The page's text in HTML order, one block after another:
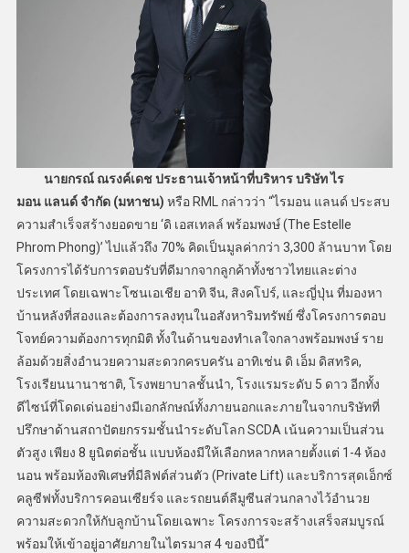
นายกรณ์ ณรงค์เดช ประธานเจ้าหน้าที่บริหาร บริษัท ไร
มอน แลนด์ จำกัด (มหาชน) หรือ RML กล่าวว่า “ไรมอน แลนด์ ประสบ
ความสำเร็จสร้างยอดขาย ‘ดิ เอสเทลล์ พร้อมพงษ์ (The Estelle
Phrom Phong)’ ไปแล้วถึง 70% คิดเป็นมูลค่ากว่า 3,300 ล้านบาท โดย
โครงการได้รับการตอบรับที่ดีมากจากลูกค้าทั้งชาวไทยและต่าง
ประเทศ โดยเฉพาะโซนเอเชีย อาทิ จีน, สิงคโปร์, และญี่ปุ่น ที่มองหา
บ้านหลังที่สองและต้องการลงทุนในอสังหาริมทรัพย์ ซึ่งโครงการตอบ
โจทย์ความต้องการทุกมิติ ทั้งในด้านของทำเลใจกลางพร้อมพงษ์ ราย
ล้อมด้วยสิ่งอำนวยความสะดวกครบครัน อาทิเช่น ดิ เอ็ม ดิสทริค,
โรงเรียนนานาชาติ, โรงพยาบาลชั้นนำ, โรงแรมระดับ 5 ดาว อีกทั้ง
ดีไซน์ที่โดดเด่นอย่างมีเอกลักษณ์ทั้งภายนอกและภายในจากบริษัทที่
ปรึกษาด้านสถาปัตยกรรมชั้นนำระดับโลก SCDA เน้นความเป็นส่วน
ตัวสูง เพียง 8 ยูนิตต่อชั้น แบบห้องมีให้เลือกหลากหลายตั้งแต่ 1-4 ห้อง
นอน พร้อมห้องพิเศษที่มีลิฟต์ส่วนตัว (Private Lift) และบริการสุดเอ็กซ์
คลูซีฟทั้งบริการคอนเซียร์จ และรถยนต์ลีมูซีนส่วนกลางไว้อำนวย
ความสะดวกให้กับลูกบ้านโดยเฉพาะ โครงการจะสร้างเสร็จสมบูรณ์
พร้อมให้เข้าอยู่อาศัยภายในไตรมาส 4 ของปีนี้”